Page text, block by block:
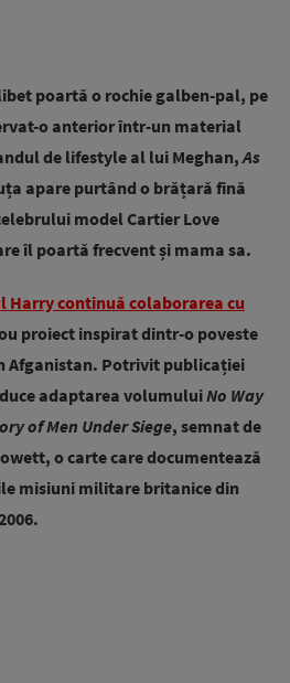
poartă o rochie galben-pal, pe
o anterior într-un material
de lifestyle al lui Meghan, As
apare purtând o brățară fină
model Cartier Love
îl poartă frecvent și mama sa.
Harry continuă colaborarea cu
proiect inspirat dintr-o poveste
Afganistan. Potrivit publicației
adaptarea volumuluiNo Way
of Men Under Siege, semnat de
o carte care documentează
misiuni militare britanice din